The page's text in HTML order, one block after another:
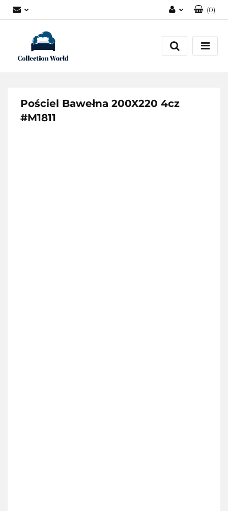
Zarejestruj się
(0)
Pościel Bawełna 200X220 4cz
#M1811